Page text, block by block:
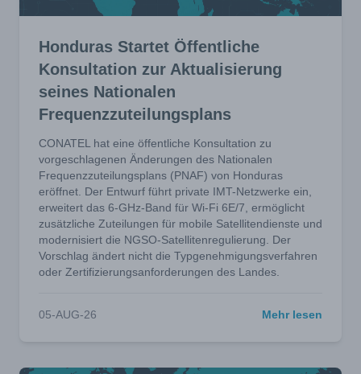
Honduras Startet Öffentliche
Konsultation zur Aktualisierung
seines Nationalen
Frequenzzuteilungsplans
CONATEL hat eine öffentliche Konsultation zu
vorgeschlagenen Änderungen des Nationalen
Frequenzzuteilungsplans (PNAF) von Honduras
eröffnet. Der Entwurf führt private IMT-Netzwerke ein,
erweitert das 6-GHz-Band für Wi-Fi 6E/7, ermöglicht
zusätzliche Zuteilungen für mobile Satellitendienste und
modernisiert die NGSO-Satellitenregulierung. Der
Vorschlag ändert nicht die Typgenehmigungsverfahren
oder Zertifizierungsanforderungen des Landes.
05-AUG-26 Mehr lesen